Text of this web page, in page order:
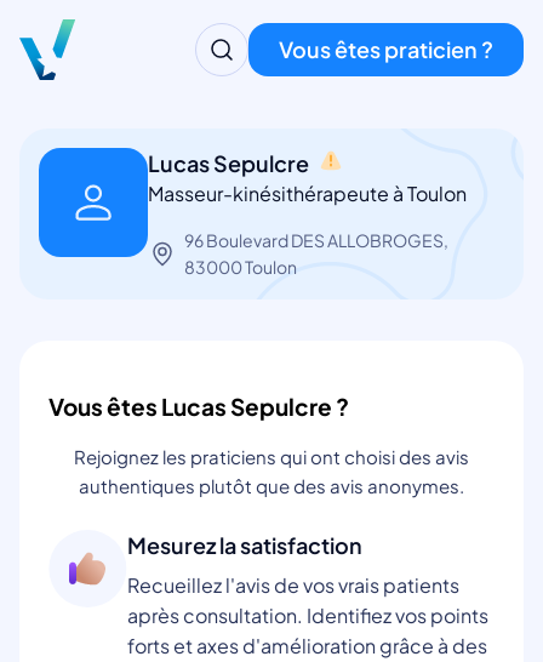
Vous êtes praticien ?
Lucas Sepulcre
Masseur-kinésithérapeute à Toulon
96 Boulevard DES ALLOBROGES,
83000 Toulon
Vous êtes Lucas Sepulcre ?
Rejoignez les praticiens qui ont choisi des avis
authentiques plutôt que des avis anonymes.
Mesurez la satisfaction
Recueillez l'avis de vos vrais patients
après consultation. Identifiez vos points
forts et axes d'amélioration grâce à des